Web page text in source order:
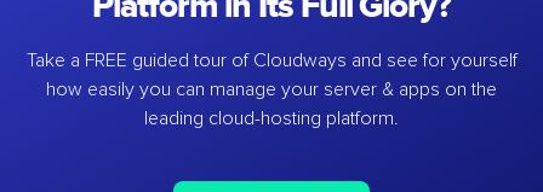
Take a FREE guided tour of Cloudways and see for yourself
how easily you can manage your server & apps on the
leading cloud-hosting platform.